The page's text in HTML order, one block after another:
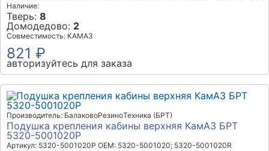
Наличие:
Тверь: 8
Домодедово: 2
Совместимость: КАМАЗ
821 ₽
авторизуйтесь для заказа
Производитель: БалаковоРезиноТехника (БРТ)
Подушка крепления кабины верхняя КамАЗ БРТ
5320-5001020Р
Артикул: 5320-5001020Р OEM: 5320-5001020; 5320-5001020R